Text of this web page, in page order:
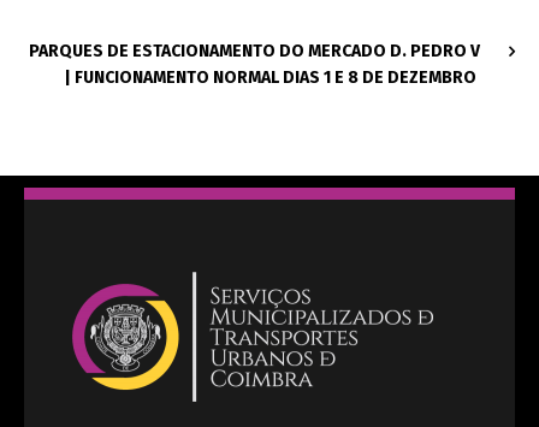
PARQUES DE ESTACIONAMENTO DO MERCADO D. PEDRO V
| FUNCIONAMENTO NORMAL DIAS 1 E 8 DE DEZEMBRO